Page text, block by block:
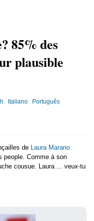
85% des
plausible
Italiano Português
de Laura Marano
people. Comme à son
cousue. Laura ... veux-tu